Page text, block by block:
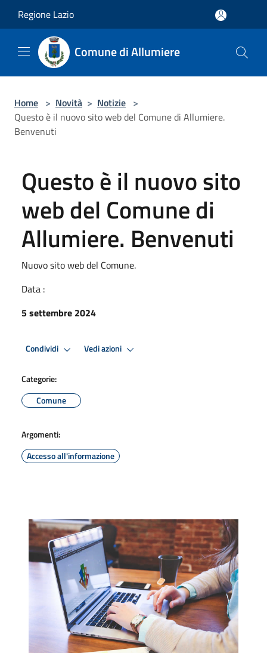
Regione Lazio
Comune di Allumiere
Home > Novità > Notizie >
Questo è il nuovo sito web del Comune di Allumiere.
Benvenuti
Questo è il nuovo sito
web del Comune di
Allumiere. Benvenuti
Nuovo sito web del Comune.
Data :
5 settembre 2024
Condividi Vedi azioni
Categorie:
Comune
Argomenti:
Accesso all'informazione